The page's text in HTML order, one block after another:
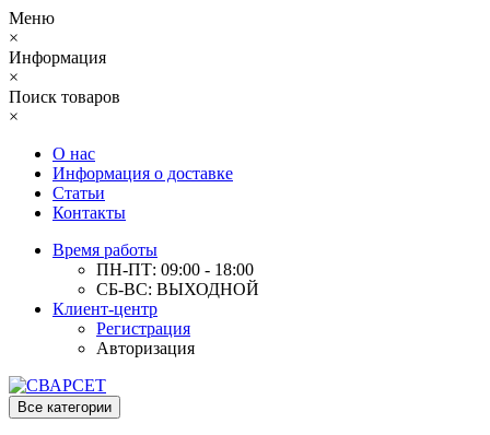
Меню
×
Информация
×
Поиск товаров
×
О нас
Информация о доставке
Статьи
Контакты
Время работы
ПН-ПТ: 09:00 - 18:00
СБ-ВС: ВЫХОДНОЙ
Клиент-центр
Регистрация
Авторизация
Все категории